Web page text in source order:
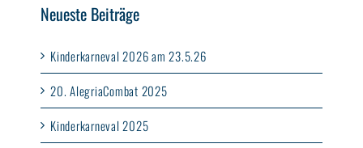
Neueste Beiträge
Kinderkarneval 2026 am 23.5.26
20. AlegriaCombat 2025
Kinderkarneval 2025